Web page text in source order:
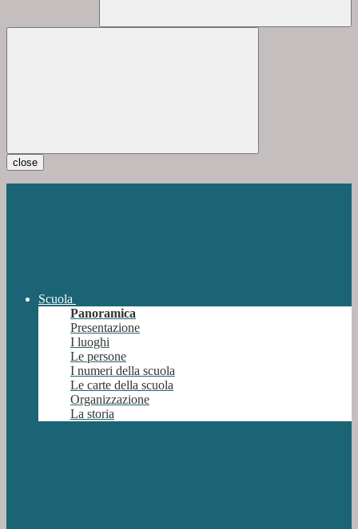
close
Scuola
Panoramica
Presentazione
I luoghi
Le persone
I numeri della scuola
Le carte della scuola
Organizzazione
La storia